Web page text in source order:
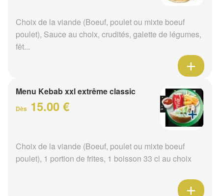
Choix de la viande (Boeuf, poulet ou mixte boeuf
poulet), Sauce au choix, crudités, galette de légumes,
fêt...
Menu Kebab xxl extrême classic
Dès 15.00 €
Choix de la viande (Boeuf, poulet ou mixte boeuf
poulet), 1 portion de frites, 1 boisson 33 cl au choix